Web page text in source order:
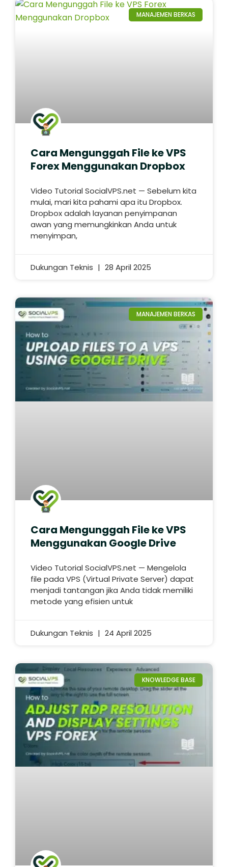
MANAJEMEN BERKAS
Cara Mengunggah File ke VPS
Forex Menggunakan Dropbox
Video Tutorial SocialVPS.net — Sebelum kita
mulai, mari kita pahami apa itu Dropbox.
Dropbox adalah layanan penyimpanan
awan yang memungkinkan Anda untuk
menyimpan,
Dukungan Teknis 28 April 2025
MANAJEMEN BERKAS
Cara Mengunggah File ke VPS
Menggunakan Google Drive
Video Tutorial SocialVPS.net — Mengelola
file pada VPS (Virtual Private Server) dapat
menjadi tantangan jika Anda tidak memiliki
metode yang efisien untuk
Dukungan Teknis 24 April 2025
KNOWLEDGE BASE